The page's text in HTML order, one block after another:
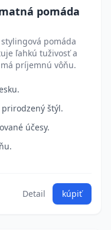
pomáda
pomáda
ľahkú tuživosť a
príjemnú vôňu.
štýl.
účesy.
Detail kúpiť